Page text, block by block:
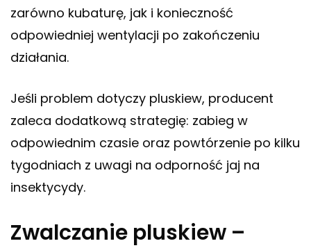
zarówno kubaturę, jak i konieczność
odpowiedniej wentylacji po zakończeniu
działania.
Jeśli problem dotyczy pluskiew, producent
zaleca dodatkową strategię: zabieg w
odpowiednim czasie oraz powtórzenie po kilku
tygodniach z uwagi na odporność jaj na
insektycydy.
Zwalczanie pluskiew –